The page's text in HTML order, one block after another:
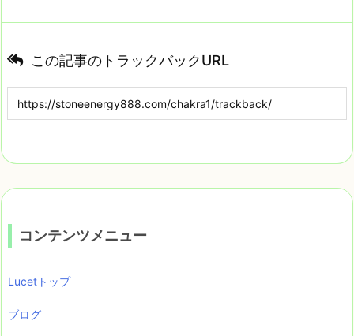
この記事のトラックバックURL
コンテンツメニュー
Lucetトップ
ブログ